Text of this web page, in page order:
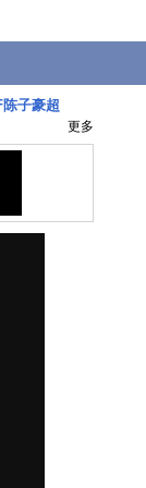
子豪超
更多